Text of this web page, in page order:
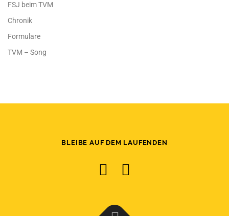
FSJ beim TVM
Chronik
Formulare
TVM – Song
BLEIBE AUF DEM LAUFENDEN